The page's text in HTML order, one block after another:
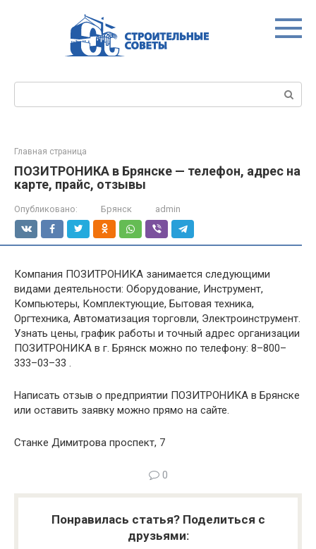
Главная страница
ПОЗИТРОНИКА в Брянске — телефон, адрес на
карте, прайс, отзывы
Опубликовано: Брянск admin
Компания ПОЗИТРОНИКА занимается следующими
видами деятельности: Оборудование, Инструмент,
Компьютеры, Комплектующие, Бытовая техника,
Оргтехника, Автоматизация торговли, Электроинструмент.
Узнать цены, график работы и точный адрес организации
ПОЗИТРОНИКА в г. Брянск можно по телефону: 8–800–
333–03–33 .
Написать отзыв о предприятии ПОЗИТРОНИКА в Брянске
или оставить заявку можно прямо на сайте.
Станке Димитрова проспект, 7
0
Понравилась статья? Поделиться с
друзьями: